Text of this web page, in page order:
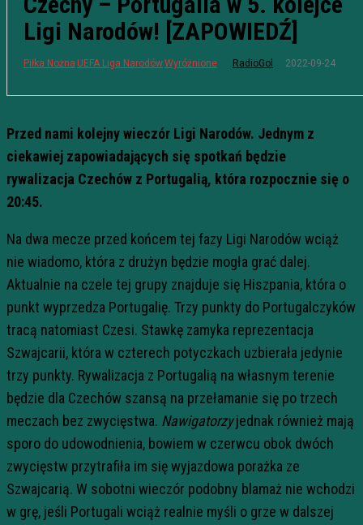
Ligi Narodów! [ZAPOWIEDŹ]
Piłka Nożna UEFA Liga NarodówWyróżnione RadioGol 2022-09-24
Przed nami kolejny wieczór Ligi Narodów. Jednym z
ciekawiej zapowiadających się spotkań będzie
rywalizacja Czechów z Portugalią, która rozpocznie się o
20:45.
Na dwa mecze przed końcem tej fazy Ligi Narodów wciąż
nie wiadomo, która z drużyn będzie mogła grać dalej.
Aktualnie na czele tej grupy znajduje się Hiszpania, która o
punkt wyprzedza Portugalię. Trzy punkty do Portugalczyków
tracą natomiast Czesi. Stawkę zamyka reprezentacja
Szwajcarii, która w czterech potyczkach uzbierała jedynie
trzy punkty. Rywalizacja z Portugalią na własnym terenie
będzie dla Czechów szansą na przełamanie się po trzech
meczach bez zwycięstwa. Nawigatorzyjednak również mają
sporo do udowodnienia, bowiem w czerwcu obok dwóch
zwycięstw przytrafiła im się wyjazdowa porażka ze
Szwajcarią. W sobotni wieczór podobny blamaż nie wchodzi
w grę, jeśli Portugali wciąż realnie myśli o grze w dalszej